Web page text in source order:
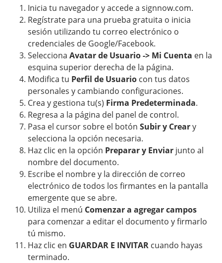
Inicia tu navegador y accede a signnow.com.
Regístrate para una prueba gratuita o inicia
sesión utilizando tu correo electrónico o
credenciales de Google/Facebook.
Selecciona Avatar de Usuario -> Mi Cuenta en la
esquina superior derecha de la página.
Modifica tu Perfil de Usuario con tus datos
personales y cambiando configuraciones.
Crea y gestiona tu(s) Firma Predeterminada.
Regresa a la página del panel de control.
Pasa el cursor sobre el botón Subir y Creary
selecciona la opción necesaria.
Haz clic en la opción Preparar y Enviar junto al
nombre del documento.
Escribe el nombre y la dirección de correo
electrónico de todos los firmantes en la pantalla
emergente que se abre.
Utiliza el menú Comenzar a agregar campos
para comenzar a editar el documento y firmarlo
tú mismo.
Haz clic en GUARDAR E INVITAR cuando hayas
terminado.